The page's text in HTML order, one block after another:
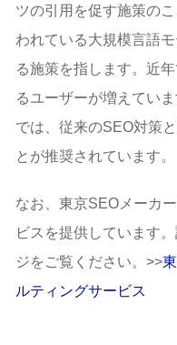
ツの引用を促す施策の
われている大規模言語
る施策を指します。近
るユーザーが増えてい
では、従来のSEO対策
とが推奨されています。
なお、東京SEOメーカ
ビスを提供しています
ジをご覧ください。>>
ルティングサービス